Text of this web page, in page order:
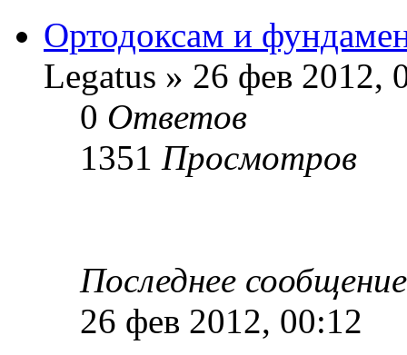
Ортодоксам и
Legatus » 26 фев 2012,
0 Ответов
1351 Просмотров
Последнее
26 фев 2012, 00:12